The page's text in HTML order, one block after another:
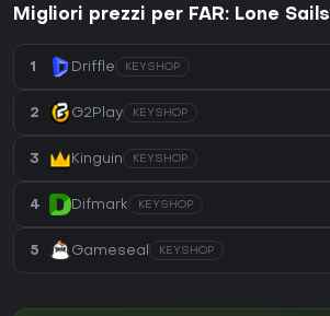
Migliori prezzi per FAR: Lone Sails
1 Driffle KEYSHOP
2 G2Play KEYSHOP
3 Kinguin KEYSHOP
4 Difmark KEYSHOP
5 Gameseal KEYSHOP